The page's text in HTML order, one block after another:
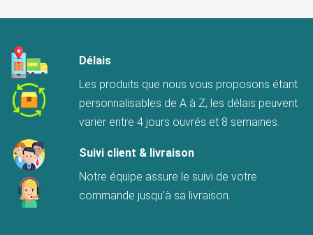
Délais
Les produits que nous vous proposons étant
personnalisables de A à Z, les délais peuvent
varier entre 4 jours ouvrés et 8 semaines.
Suivi client & livraison
Notre équipe assure le suivi de votre
commande jusqu’à sa livraison.